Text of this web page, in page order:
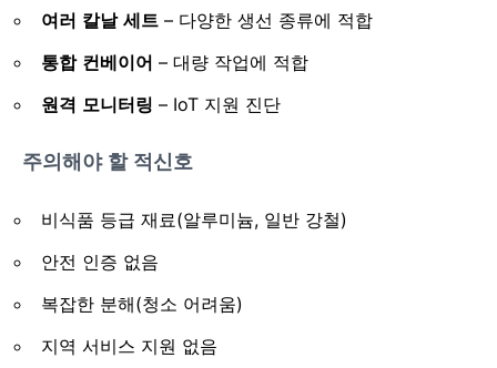
여러 칼날 세트 – 다양한 생선 종류에 적합
통합 컨베이어 – 대량 작업에 적합
원격 모니터링 – IoT 지원 진단
주의해야 할 적신호
비식품 등급 재료(알루미늄, 일반 강철)
안전 인증 없음
복잡한 분해(청소 어려움)
지역 서비스 지원 없음